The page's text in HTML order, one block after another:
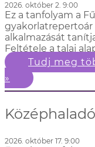
2026. október 2. 9:00
Ez a tanfolyam a
alkalmazását
Feltétele a talaj
Tudj meg
»
2026. október 17. 9:00